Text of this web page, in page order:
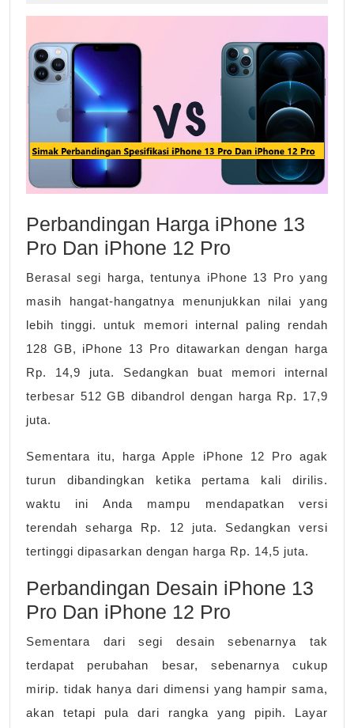
13
Pro
Dan
iPhone
Perbandingan Harga iPhone 13
Pro Dan iPhone 12 Pro
Berasal segi harga, tentunya iPhone 13 Pro yang
masih hangat-hangatnya menunjukkan nilai yang
lebih tinggi. untuk memori internal paling rendah
128 GB, iPhone 13 Pro ditawarkan dengan harga
Rp. 14,9 juta. Sedangkan buat memori internal
terbesar 512 GB dibandrol dengan harga Rp. 17,9
juta.
Sementara itu, harga Apple iPhone 12 Pro agak
turun dibandingkan ketika pertama kali dirilis.
waktu ini Anda mampu mendapatkan versi
terendah seharga Rp. 12 juta. Sedangkan versi
tertinggi dipasarkan dengan harga Rp. 14,5 juta.
Perbandingan Desain iPhone 13
Pro Dan iPhone 12 Pro
Sementara dari segi desain sebenarnya tak
terdapat perubahan besar, sebenarnya cukup
mirip. tidak hanya dari dimensi yang hampir sama,
akan tetapi pula dari rangka yang pipih. Layar